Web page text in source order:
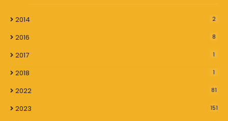
2014 2
2016 8
2017 1
2018 1
2022 81
2023 151